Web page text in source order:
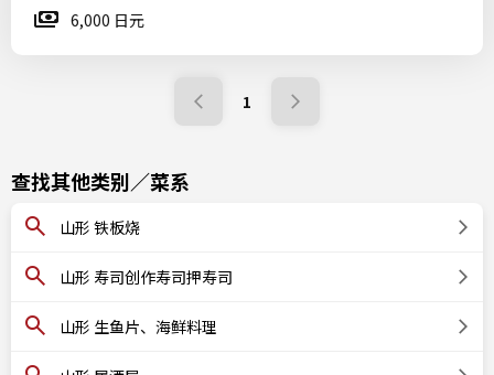
6,000 日元
1
查找其他类别／菜系
山形 铁板烧
山形 寿司创作寿司押寿司
山形 生鱼片、海鲜料理